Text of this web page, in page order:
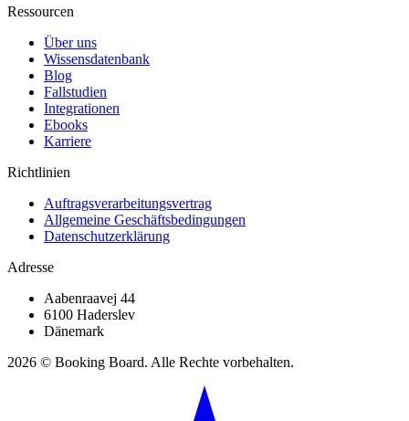
Ressourcen
Über uns
Wissensdatenbank
Blog
Fallstudien
Integrationen
Ebooks
Karriere
Richtlinien
Auftragsverarbeitungsvertrag
Allgemeine Geschäftsbedingungen
Datenschutzerklärung
Adresse
Aabenraavej 44
6100 Haderslev
Dänemark
2026 © Booking Board. Alle Rechte vorbehalten.